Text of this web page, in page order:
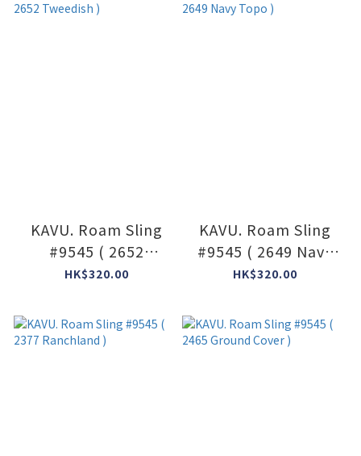
KAVU. Roam Sling
#9545 ( 2652
Tweedish )
HK$320.00
KAVU. Roam Sling
#9545 ( 2649 Navy
Topo )
HK$320.00